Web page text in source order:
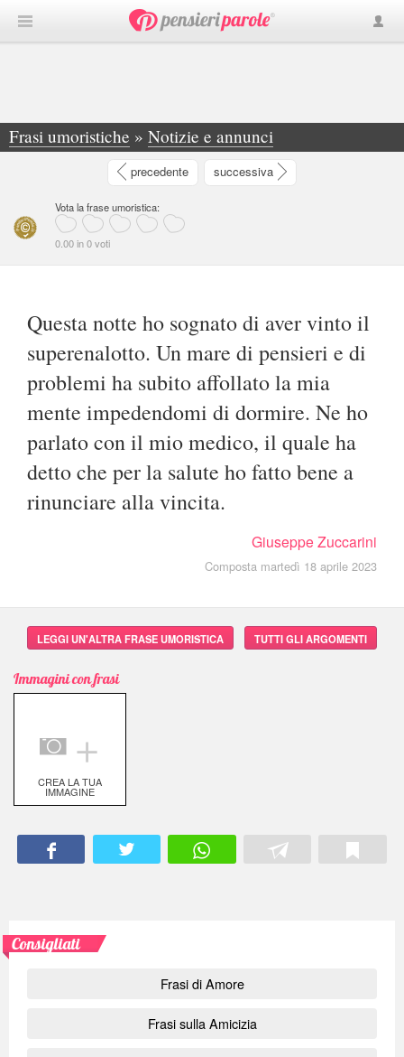
Frasi umoristiche » Notizie e annunci
»Questa notte ho sognato di aver vinto il... - Giuseppe Zuccarini
precedente successiva
Vota la frase umoristica:
0.00 in 0 voti
Questa notte ho sognato di aver vinto il
superenalotto. Un mare di pensieri e di
problemi ha subito affollato la mia
mente impedendomi di dormire. Ne ho
parlato con il mio medico, il quale ha
detto che per la salute ho fatto bene a
rinunciare alla vincita.
Giuseppe Zuccarini
Composta martedì 18 aprile 2023
LEGGI UN'ALTRA FRASE UMORISTICA TUTTI GLI ARGOMENTI
Immagini con frasi
＋
CREA LA TUA
IMMAGINE
Consigliati
Frasi di Amore
Frasi sulla Amicizia